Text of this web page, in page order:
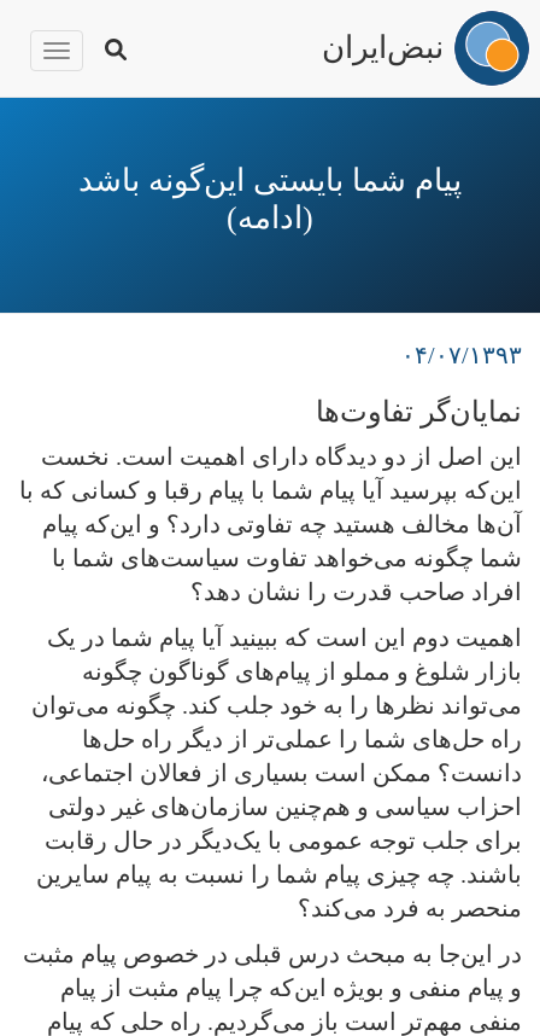
نبض‌ایران
پیام شما بایستی این‌گونه باشد
(ادامه)
۰۴/۰۷/۱۳۹۳
نمایان‌گر تفاوت‌ها
این اصل از دو دیدگاه دارای اهمیت است. نخست
این‌که بپرسید آیا پیام شما با پیام رقبا و کسانی که با
آن‌ها مخالف هستید چه تفاوتی دارد؟ و این‌که پیام
شما چگونه می‌خواهد تفاوت سیاست‌های شما با
افراد صاحب قدرت را نشان دهد؟
اهمیت دوم این است که ببینید آیا پیام شما در یک
بازار شلوغ و مملو از پیام‌های گوناگون چگونه
می‌تواند نظرها را به خود جلب کند. چگونه می‌توان
راه حل‌های شما را عملی‌تر از دیگر راه حل‌ها
دانست؟ ممکن است بسیاری از فعالان اجتماعی،
احزاب سیاسی و هم‌چنین سازمان‌های غیر دولتی
برای جلب توجه عمومی با یک‌دیگر در حال رقابت
باشند. چه چیزی پیام شما را نسبت به پیام سایرین
منحصر به فرد می‌کند؟
در این‌جا به مبحث درس قبلی در خصوص پیام مثبت
و پیام منفی و بویژه این‌که چرا پیام مثبت از پیام
منفی مهم‌تر است باز می‌گردیم. راه حلی که پیام